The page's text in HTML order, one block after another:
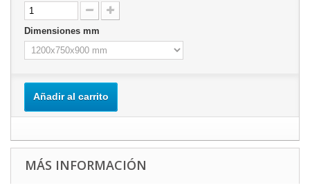
Dimensiones mm
Añadir al carrito
MÁS INFORMACIÓN